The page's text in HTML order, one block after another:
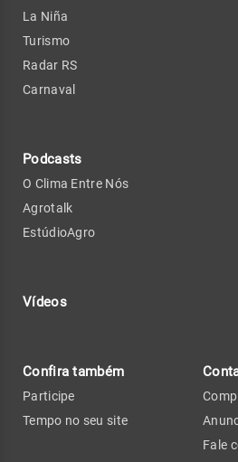
La Niña
Turismo
Radar RS
Carnaval
Podcasts
O Clima Entre Nós
Agrotalk
EstúdioAgro
Vídeos
Confira também
Participe
Tempo no seu site
Fale